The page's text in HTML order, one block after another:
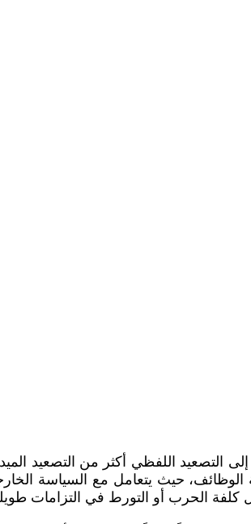
التصعيد اللفظي أكثر من التصعيد
الوظائف، حيث يتعامل مع السياسة
الحرب أو التورط في التزامات